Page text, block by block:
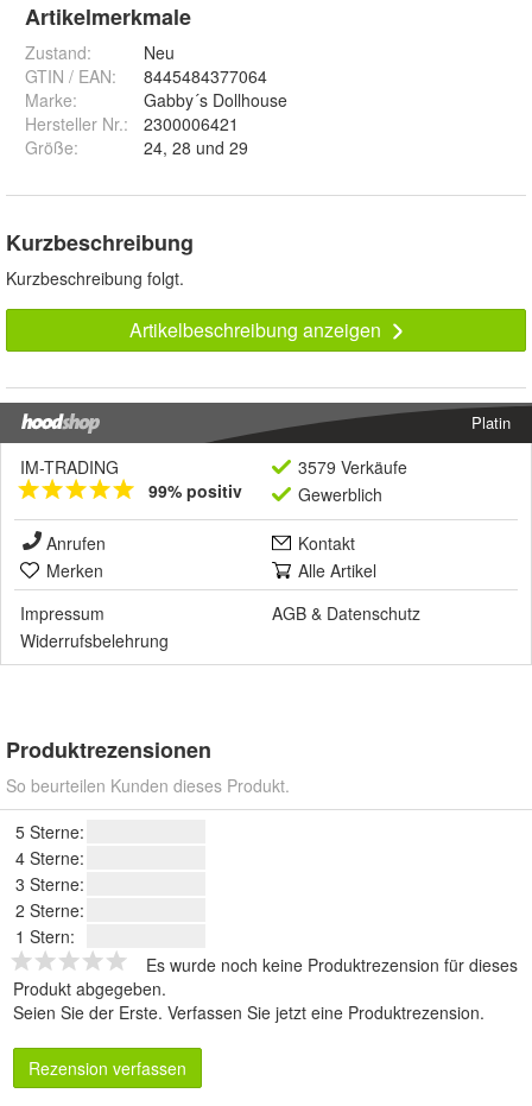
Artikelmerkmale
Zustand:
Neu
GTIN / EAN:
8445484377064
Marke:
Gabby´s Dollhouse
Hersteller Nr.:
2300006421
Größe: 24, 28 und 29
Kurzbeschreibung
Kurzbeschreibung folgt.
Artikelbeschreibung anzeigen
Platin
IM-TRADING
99% positiv
3579 Verkäufe
Gewerblich
Anrufen
Kontakt
Merken
Alle Artikel
Impressum
AGB & Datenschutz
Widerrufsbelehrung
Produktrezensionen
So beurteilen Kunden dieses Produkt.
5 Sterne:
4 Sterne:
3 Sterne:
2 Sterne:
1 Stern:
Es wurde noch keine Produktrezension für dieses
Produkt abgegeben.
Seien Sie der Erste. Verfassen Sie jetzt eine Produktrezension.
Rezension verfassen